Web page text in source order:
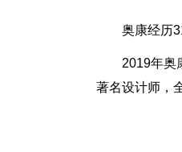
奥康经历
2019年奥
著名设计师，